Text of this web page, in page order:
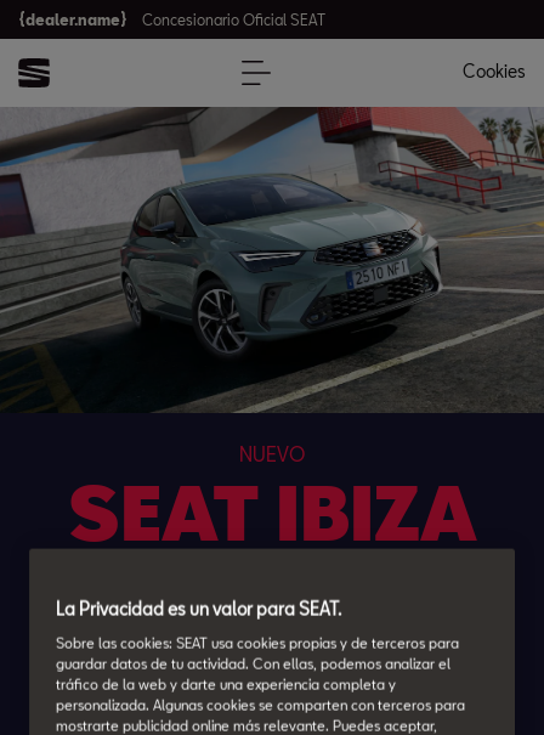
{dealer.name} Concesionario Oficial SEAT
Cookies
NUEVO
SEAT IBIZA
100€/mes*
36 cuotas. Entrada 3.750€
Cuota final 11.499€
La Privacidad es un valor para SEAT.
Sobre las cookies: SEAT usa cookies propias y de terceros para
guardar datos de tu actividad. Con ellas, podemos analizar el
tráfico de la web y darte una experiencia completa y
personalizada. Algunas cookies se comparten con terceros para
mostrarte publicidad online más relevante. Puedes aceptar,